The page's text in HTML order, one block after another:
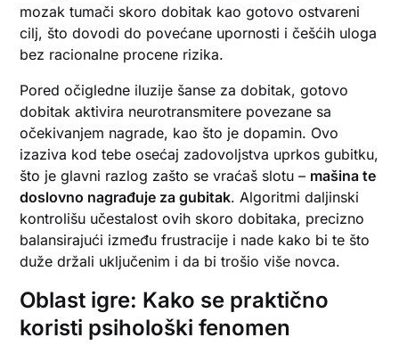
mozak tumači skoro dobitak kao gotovo ostvareni
cilj, što dovodi do povećane upornosti i češćih uloga
bez racionalne procene rizika.
Pored očigledne iluzije šanse za dobitak, gotovo
dobitak aktivira neurotransmitere povezane sa
očekivanjem nagrade, kao što je dopamin. Ovo
izaziva kod tebe osećaj zadovoljstva uprkos gubitku,
što je glavni razlog zašto se vraćaš slotu – mašina te
doslovno nagrađuje za gubitak. Algoritmi daljinski
kontrolišu učestalost ovih skoro dobitaka, precizno
balansirajući između frustracije i nade kako bi te što
duže držali uključenim i da bi trošio više novca.
Oblast igre: Kako se praktično
koristi psihološki fenomen